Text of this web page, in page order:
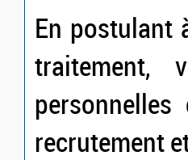
En postulant
traitement,
recrutement